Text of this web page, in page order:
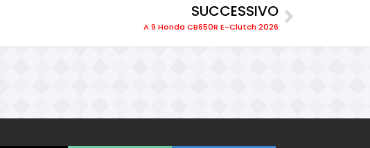
SUCCESSIVO
A 9 Honda CB650R E-Clutch 2026